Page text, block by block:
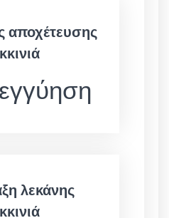
αποχέτευσης
λεκάνης